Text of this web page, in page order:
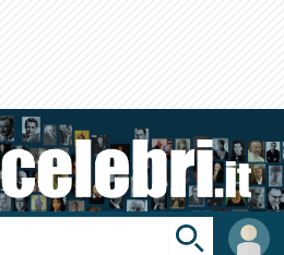
User
area
Toggle
search
bar